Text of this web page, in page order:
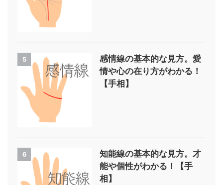
5
感情線の基本的な見方。愛
情や心の在り方がわかる！
【手相】
6
知能線の基本的な見方。才
能や個性がわかる！【手
相】